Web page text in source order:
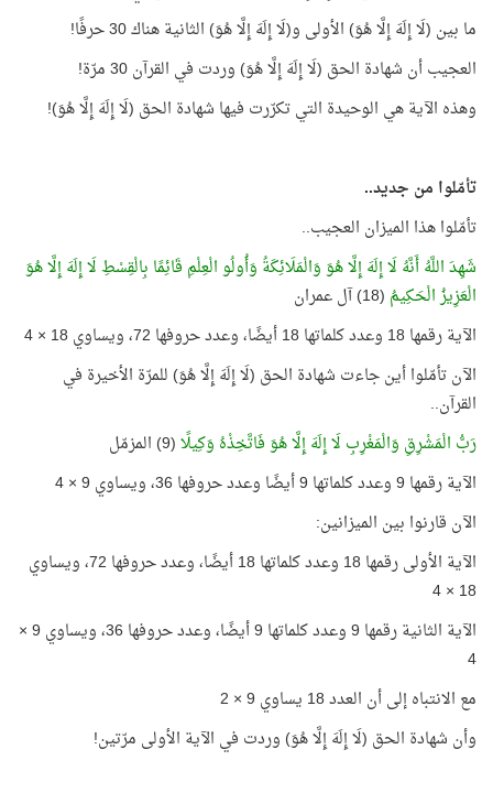
ما بين (لَا إِلَهَ إِلَّا هُوَ) الأولى و(لَا إِلَهَ إِلَّا هُوَ) الثانية هناك 30 حرفًا!
العجيب أن شهادة الحق (لَا إِلَهَ إِلَّا هُوَ) وردت في القرآن 30 مرّة!
وهذه الآية هي الوحيدة التي تكرّرت فيها شهادة الحق (لَا إِلَهَ إِلَّا هُوَ)!
تأمّلوا من جديد..
تأمّلوا هذا الميزان العجيب..
شَهِدَ اللَّهُ أَنَّهُ لَا إِلَهَ إِلَّا هُوَ وَالْمَلَائِكَةُ وَأُولُو الْعِلْمِ قَائِمًا بِالْقِسْطِ لَا إِلَهَ إِلَّا هُوَ
الْعَزِيزُ الْحَكِيمُ (18) آل عمران
الآية رقمها 18 وعدد كلماتها 18 أيضًا، وعدد حروفها 72، ويساوي 18 × 4
الآن تأمّلوا أين جاءت شهادة الحق (لَا إِلَهَ إِلَّا هُوَ) للمرّة الأخيرة في
القرآن..
رَبُّ الْمَشْرِقِ وَالْمَغْرِبِ لَا إِلَهَ إِلَّا هُوَ فَاتَّخِذْهُ وَكِيلًا(9) المزمّل
الآية رقمها 9 وعدد كلماتها 9 أيضًا وعدد حروفها 36، ويساوي 9 × 4
الآن قارنوا بين الميزانين:
الآية الأولى رقمها 18 وعدد كلماتها 18 أيضًا، وعدد حروفها 72، ويساوي
18 × 4
الآية الثانية رقمها 9 وعدد كلماتها 9 أيضًا، وعدد حروفها 36، ويساوي 9 ×
4
مع الانتباه إلى أن العدد 18 يساوي 9 × 2
وأن شهادة الحق (لَا إِلَهَ إِلَّا هُوَ) وردت في الآية الأولى مرّتين!